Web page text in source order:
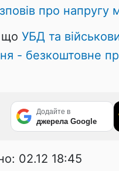
про
що УБД та
- безкоштовне
Додайте в
джерела Google
02.12 18:45